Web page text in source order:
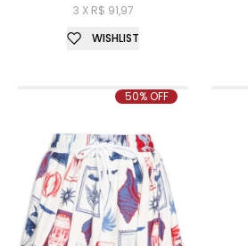
3 X R$ 91,97
WISHLIST
50% OFF